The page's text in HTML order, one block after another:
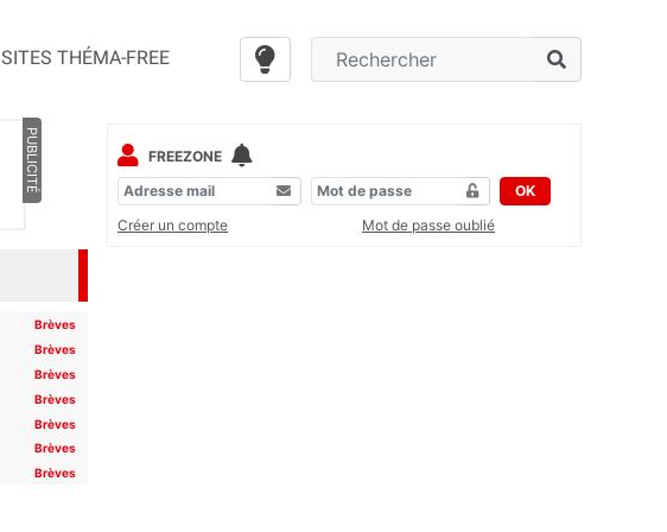
SITES THÉMA-FREE
PUBLICITÉ
Brèves
Brèves
Brèves
Brèves
Brèves
Brèves
Brèves
FREEZONE
OK
Créer un compte
Mot de passe oublié